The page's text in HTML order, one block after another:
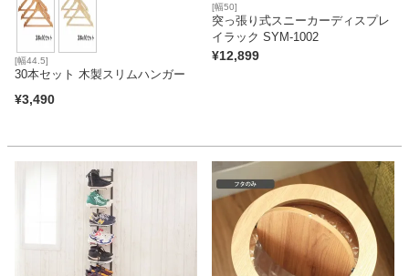
[幅44.5]
30本セット 木製スリムハンガー
¥3,490
[幅50]
突っ張り式スニーカーディスプレ
イラック SYM-1002
¥12,899